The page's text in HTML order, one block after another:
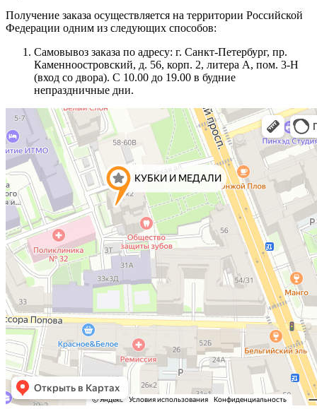
Получение заказа осуществляется на территории Российской
Федерации одним из следующих способов:
Самовывоз заказа по адресу: г. Санкт-Петербург, пр.
Каменноостровский, д. 56, корп. 2, литера А, пом. 3-Н
(вход со двора). С 10.00 до 19.00 в будние
непраздничные дни.